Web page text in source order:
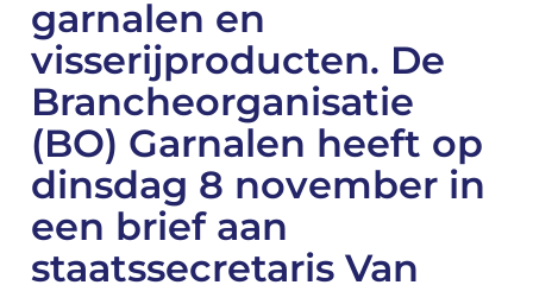
garnalen en
visserijproducten. De
Brancheorganisatie
(BO) Garnalen heeft op
dinsdag 8 november in
een brief aan
staatssecretaris Van